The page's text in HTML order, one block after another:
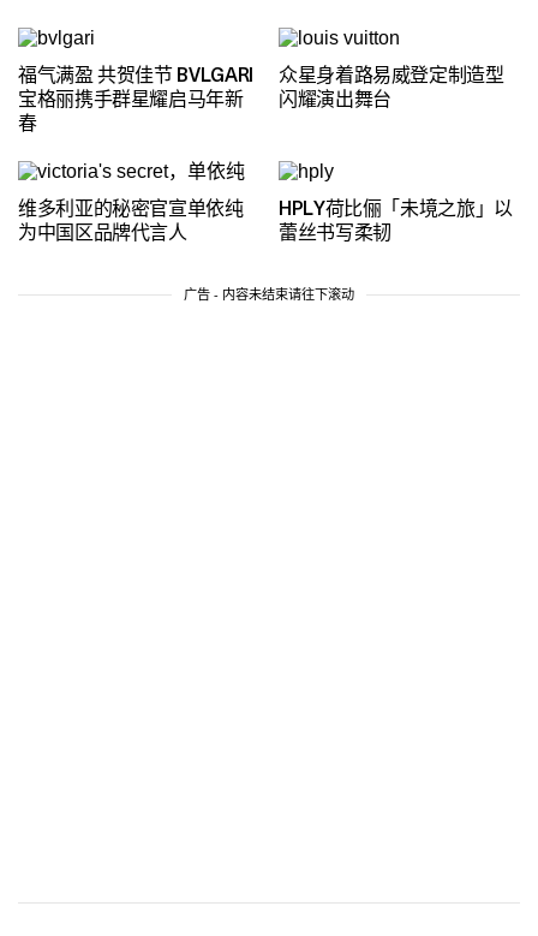
福气满盈 共贺佳节 BVLGARI
宝格丽携手群星耀启马年新
春
众星身着路易威登定制造型
闪耀演出舞台
维多利亚的秘密官宣单依纯
为中国区品牌代言人
HPLY荷比俪「未境之旅」以
蕾丝书写柔韧
广告 - 内容未结束请往下滚动